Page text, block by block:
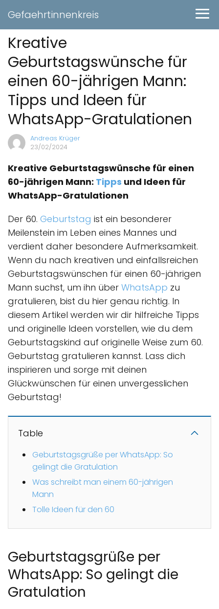
Gefaehrtinnenkreis
Kreative
Geburtstagswünsche für
einen 60-jährigen Mann:
Tipps und Ideen für
WhatsApp-Gratulationen
Andreas Krüger
23/02/2024
Kreative Geburtstagswünsche für einen
60-jährigen Mann: Tipps und Ideen für
WhatsApp-Gratulationen
Der 60. Geburtstag ist ein besonderer
Meilenstein im Leben eines Mannes und
verdient daher besondere Aufmerksamkeit.
Wenn du nach kreativen und einfallsreichen
Geburtstagswünschen für einen 60-jährigen
Mann suchst, um ihn über WhatsApp zu
gratulieren, bist du hier genau richtig. In
diesem Artikel werden wir dir hilfreiche Tipps
und originelle Ideen vorstellen, wie du dem
Geburtstagskind auf originelle Weise zum 60.
Geburtstag gratulieren kannst. Lass dich
inspirieren und sorge mit deinen
Glückwünschen für einen unvergesslichen
Geburtstag!
Table
Geburtstagsgrüße per WhatsApp: So
gelingt die Gratulation
Was schreibt man einem 60-jährigen
Mann
Tolle Ideen für den 60
Geburtstagsgrüße per
WhatsApp: So gelingt die
Gratulation